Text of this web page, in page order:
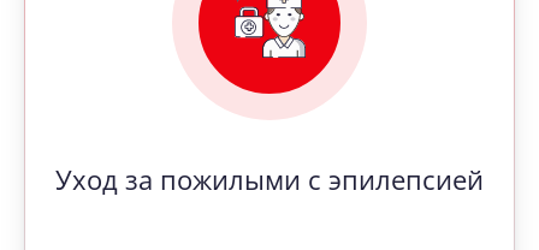
Уход за пожилыми с эпилепсией